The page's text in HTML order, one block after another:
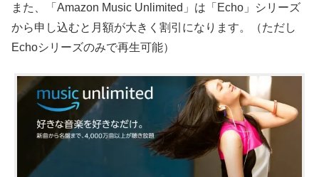
また、「Amazon Music Unlimited」は「Echo」シリーズ
から申し込むと月額が大きく割引になります。（ただし
Echoシリーズのみで再生可能）